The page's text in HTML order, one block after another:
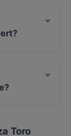
für 2
die
Für
das Plaza
Toro